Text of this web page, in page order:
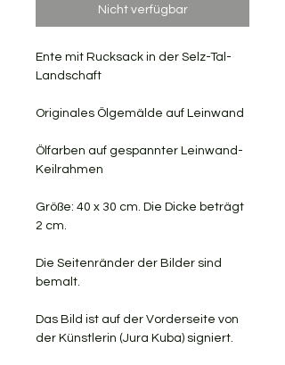
Nicht verfügbar
Ente mit Rucksack in der Selz-Tal-
Landschaft
Originales Ölgemälde auf Leinwand
Ölfarben auf gespannter Leinwand-
Keilrahmen
Größe: 40 x 30 cm. Die Dicke beträgt
2 cm.
Die Seitenränder der Bilder sind
bemalt.
Das Bild ist auf der Vorderseite von
der Künstlerin (Jura Kuba) signiert.